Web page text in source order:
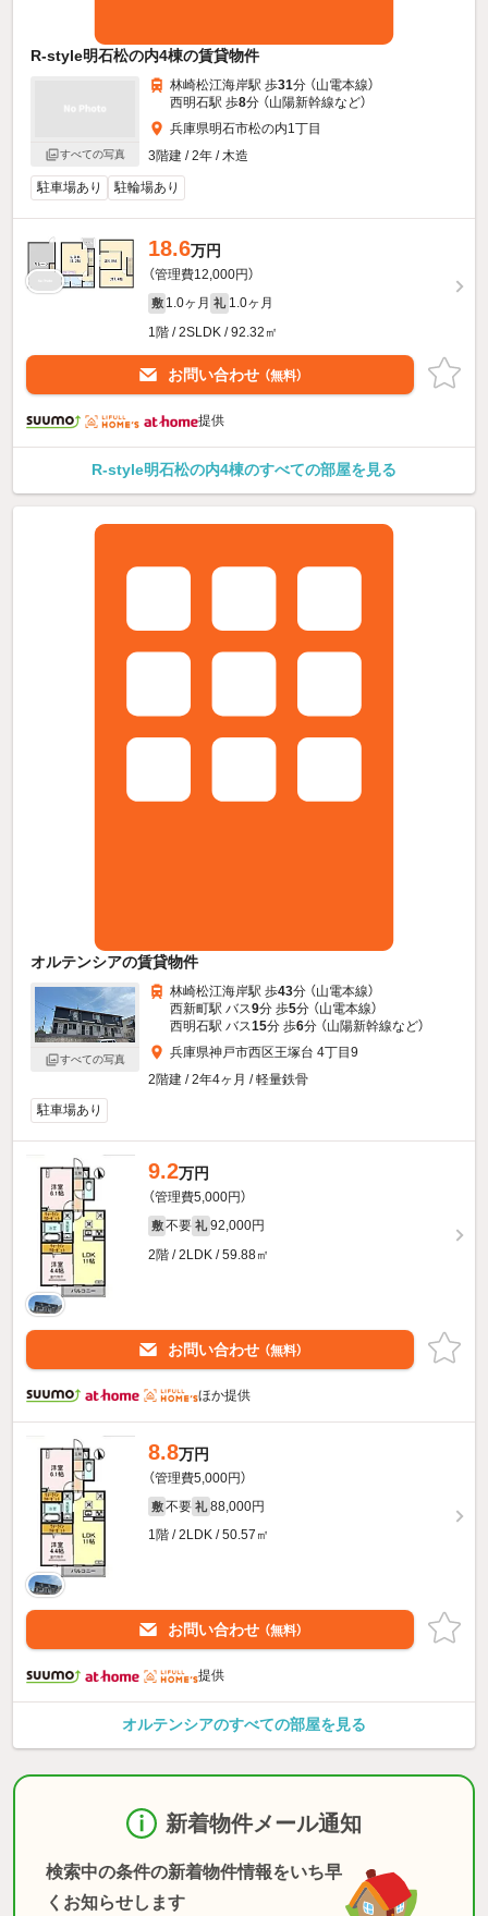
R-style明石松の内4棟の賃貸物件
すべての写真
林崎松江海岸駅 歩31分 （山電本線）
西明石駅 歩8分 （山陽新幹線など）
兵庫県明石市松の内1丁目
3階建 / 2年 / 木造
駐車場あり 駐輪場あり
18.6万円
（管理費12,000円）
敷 1.0ヶ月 礼 1.0ヶ月
1階 / 2SLDK / 92.32㎡
お問い合わせ （無料）
提供
R-style明石松の内4棟のすべての部屋を見る
オルテンシアの賃貸物件
すべての写真
林崎松江海岸駅 歩43分 （山電本線）
西新町駅 バス9分 歩5分 （山電本線）
西明石駅 バス15分 歩6分 （山陽新幹線など）
兵庫県神戸市西区王塚台 4丁目9
2階建 / 2年4ヶ月 / 軽量鉄骨
駐車場あり
9.2万円
（管理費5,000円）
敷 不要 礼 92,000円
2階 / 2LDK / 59.88㎡
お問い合わせ （無料）
ほか提供
8.8万円
（管理費5,000円）
敷 不要 礼 88,000円
1階 / 2LDK / 50.57㎡
お問い合わせ （無料）
提供
オルテンシアのすべての部屋を見る
新着物件メール通知
検索中の条件の新着物件情報をいち早
くお知らせします